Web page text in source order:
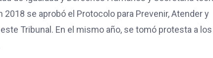
se aprobó el Protocolo para Prevenir, Atender y
Tribunal. En el mismo año, se tomó protesta a los